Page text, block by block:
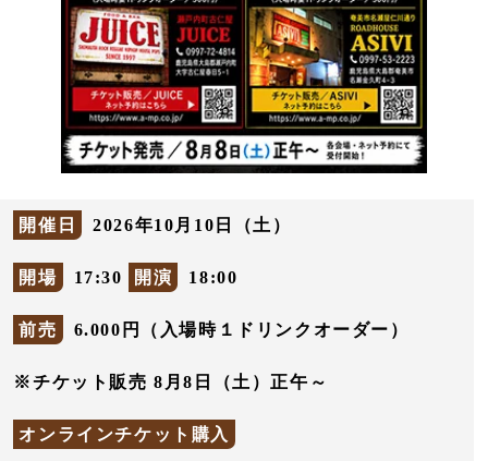
開催日 2026年10月10日（土）
開場 17:30 開演 18:00
前売 6.000円（入場時１ドリンクオーダー）
※チケット販売 8月8日（土）正午～
オンラインチケット購入